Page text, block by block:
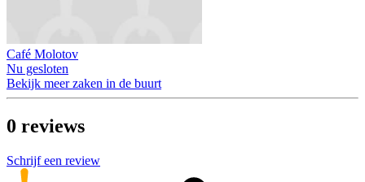
Café Molotov
Nu gesloten
Bekijk meer zaken in de buurt
0 reviews
Schrijf een review